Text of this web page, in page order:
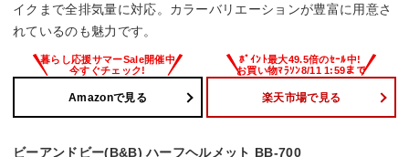
イクまで全排気量に対応。カラーバリエーションが豊富に用意さ
れているのも魅力です。
Amazonで見る 楽天市場で見る
ビーアンドビー(B&B) ハーフヘルメット BB-700